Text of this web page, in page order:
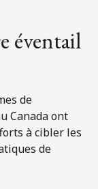
éventail
de
Canada ont
à cibler les
de